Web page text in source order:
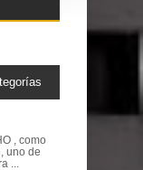
, como
uno de
...